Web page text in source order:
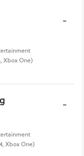
Xbox One)
-
Xbox One)
-